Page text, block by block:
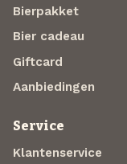
Bierpakket
Bier cadeau
Giftcard
Aanbiedingen
Service
Klantenservice